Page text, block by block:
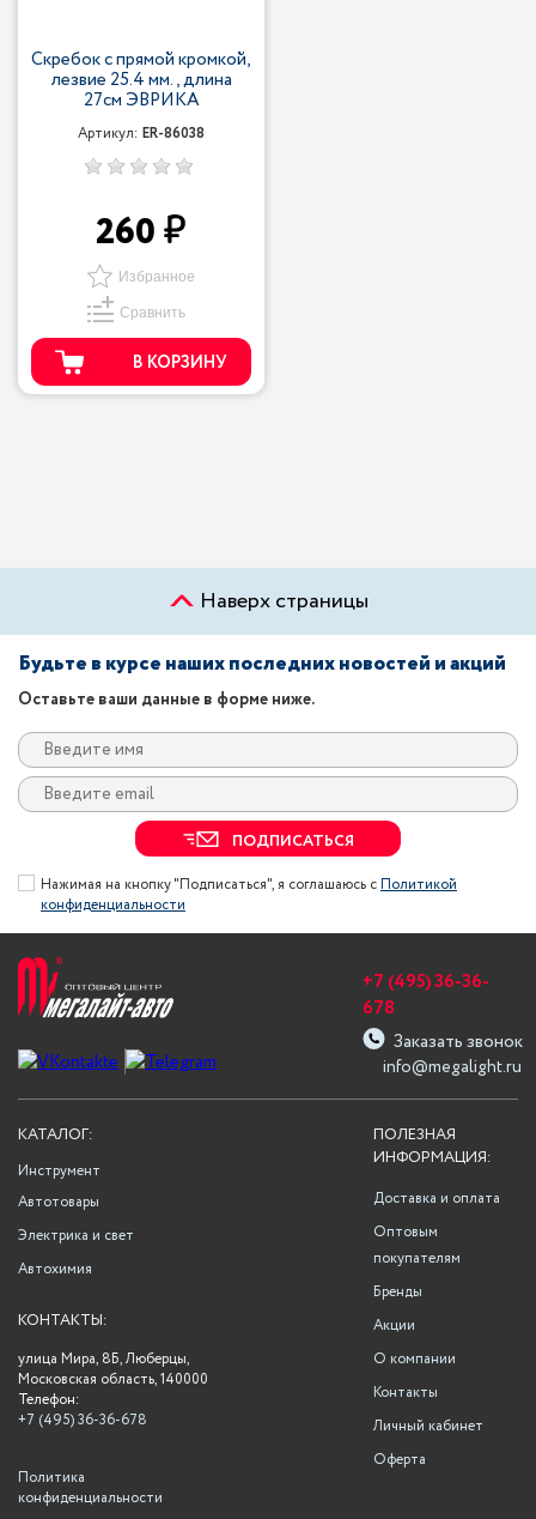
Скребок с прямой кромкой,
лезвие 25.4 мм., длина
27см ЭВРИКА
Артикул: ER-86038
260
Избранное
Сравнить
В КОРЗИНУ
Наверх страницы
Будьте в курсе наших последних новостей и акций
Оставьте ваши данные в форме ниже.
ПОДПИСАТЬСЯ
Нажимая на кнопку "Подписаться", я соглашаюсь сПолитикой
конфиденциальности
info@megalight.ru
+7 (495) 36-36-
678
Заказать звонок
ПОЛЕЗНАЯ
ИНФОРМАЦИЯ:
Доставка и оплата
Оптовым
покупателям
Бренды
Акции
О компании
Контакты
Личный кабинет
Оферта
КАТАЛОГ:
Инструмент
Автотовары
Электрика и свет
Автохимия
КОНТАКТЫ:
улица Мира, 8Б, Люберцы,
Московская область, 140000
Телефон:
+7 (495) 36-36-678
Политика
конфиденциальности